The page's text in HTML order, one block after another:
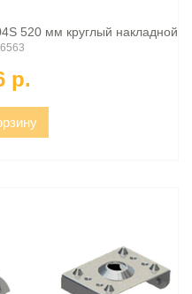
520 мм круглый накладной
p.